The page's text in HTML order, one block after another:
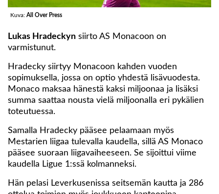
Kuva: All Over Press
Lukas Hradeckyn siirto AS Monacoon on
varmistunut.
Hradecky siirtyy Monacoon kahden vuoden
sopimuksella, jossa on optio yhdestä lisävuodesta.
Monaco maksaa hänestä kaksi miljoonaa ja lisäksi
summa saattaa nousta vielä miljoonalla eri pykälien
toteutuessa.
Samalla Hradecky pääsee pelaamaan myös
Mestarien liigaa tulevalla kaudella, sillä AS Monaco
pääsee suoraan liigavaiheeseen. Se sijoittui viime
kaudella Ligue 1:ssä kolmanneksi.
Hän pelasi Leverkusenissa seitsemän kautta ja 286